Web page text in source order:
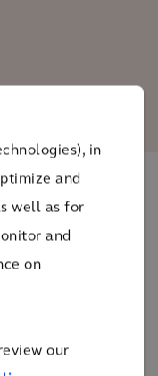
in
and
well as for
and
on
our
供热网络满足其
将扩展到城市的大